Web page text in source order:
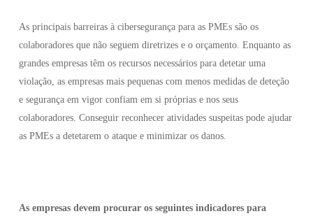
As principais barreiras à cibersegurança para as PMEs são os
colaboradores que não seguem diretrizes e o orçamento. Enquanto as
grandes empresas têm os recursos necessários para detetar uma
violação, as empresas mais pequenas com menos medidas de deteção
e segurança em vigor confiam em si próprias e nos seus
colaboradores. Conseguir reconhecer atividades suspeitas pode ajudar
as PMEs a detetarem o ataque e minimizar os danos.
As empresas devem procurar os seguintes indicadores para